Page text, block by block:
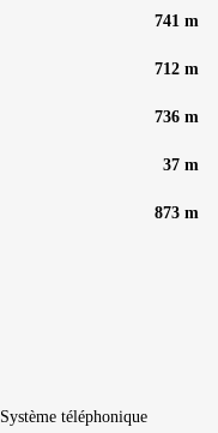
741 m
712 m
736 m
37 m
873 m
Système téléphonique